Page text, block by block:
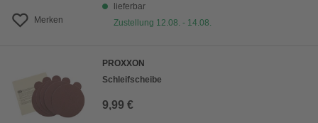
Merken
lieferbar
Zustellung 12.08. - 14.08.
PROXXON
Schleifscheibe
9,99 €